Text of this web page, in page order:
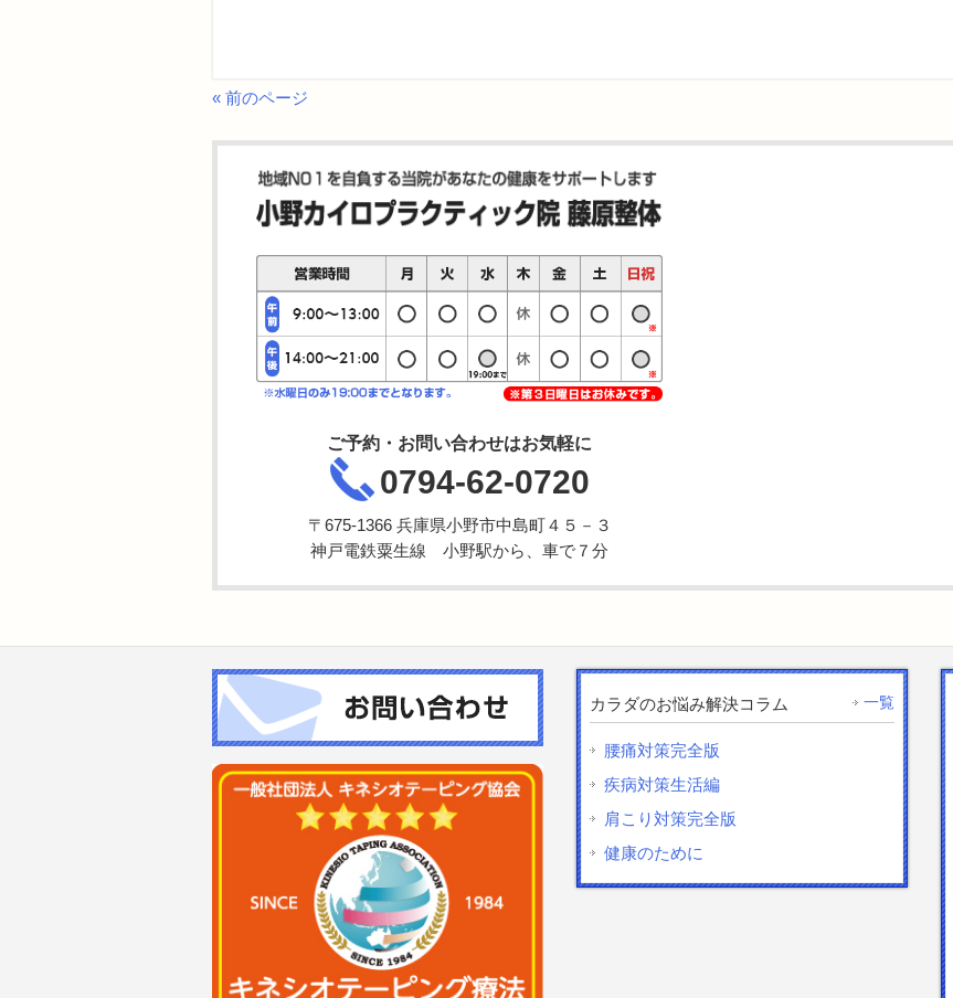
« 前のページ
ご予約・お問い合わせはお気軽に
0794-62-0720
〒675-1366 兵庫県小野市中島町４５－３
神戸電鉄粟生線 小野駅から、車で７分
カラダのお悩み解決コラム 一覧
腰痛対策完全版
疾病対策生活編
肩こり対策完全版
健康のために